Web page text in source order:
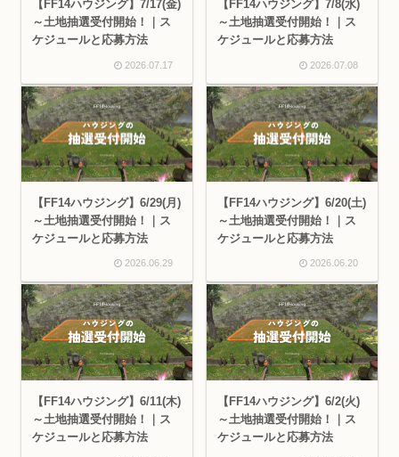
【FF14ハウジング】7/17(金)
～土地抽選受付開始！｜ス
ケジュールと応募方法
2026.07.17
【FF14ハウジング】7/8(水)
～土地抽選受付開始！｜ス
ケジュールと応募方法
2026.07.08
【FF14ハウジング】6/29(月)
～土地抽選受付開始！｜ス
ケジュールと応募方法
2026.06.29
【FF14ハウジング】6/20(土)
～土地抽選受付開始！｜ス
ケジュールと応募方法
2026.06.20
【FF14ハウジング】6/11(木)
～土地抽選受付開始！｜ス
ケジュールと応募方法
【FF14ハウジング】6/2(火)
～土地抽選受付開始！｜ス
ケジュールと応募方法